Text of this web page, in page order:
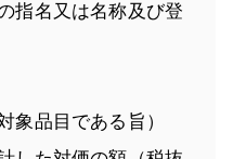
指名又は名称及び登
品目である旨）